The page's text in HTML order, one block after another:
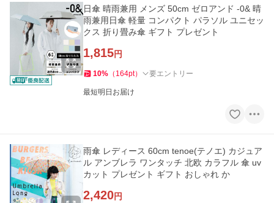
日傘 晴雨兼用 メンズ 50cm ゼロアンド -0& 晴
雨兼用日傘 軽量 コンパクト パラソル ユニセッ
クス 折り畳み傘 ギフト プレゼント
1,815円
10% （ 164pt） 要エントリー
最短明日お届け
雨傘 レディース 60cm tenoe(テノエ) カジュア
ル アンブレラ ワンタッチ 北欧 カラフル 傘 uv
カット プレゼント ギフト おしゃれ か
2,420円